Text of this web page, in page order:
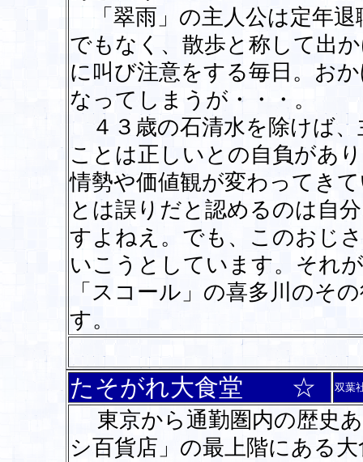
「翠雨」の主人公は定年退
でもなく、散歩と称して出
に叫び注意をする毎日。お
なってしまうが・・・。
４３歳の石清水を除けば
ことは正しいとの自負があ
情勢や価値観が変わってき
とは誤りだと認めるのは自
すよねえ。でも、このおじ
いこうとしています。それ
「スコール」の喜多川のそ
す。
たそがれ大食堂 ☆ 双葉
東京から通勤圏内の歴史
シ百貨店」の最上階にある